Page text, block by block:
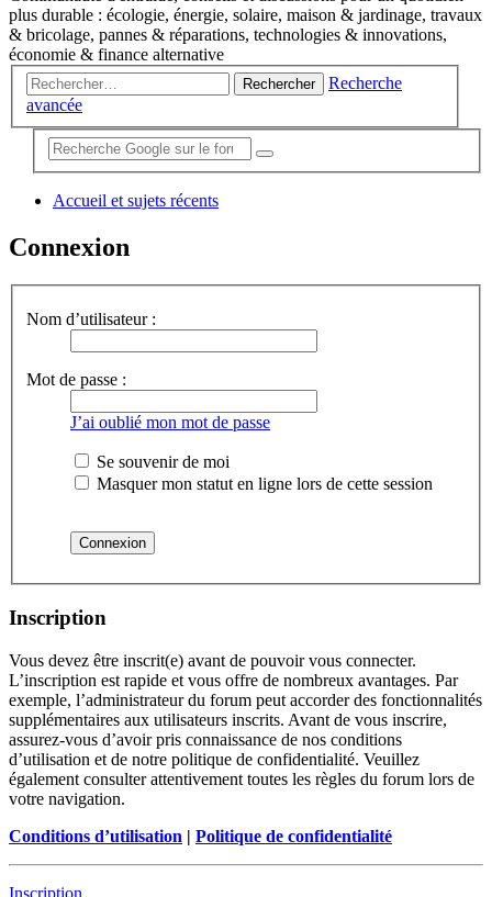
plus durable : écologie, énergie, solaire, maison & jardinage, travaux
& bricolage, pannes & réparations, technologies & innovations,
économie & finance alternative
Rechercher
Recherche
avancée
Accueil et sujets récents
Connexion
Nom d’utilisateur :
Mot de passe :
J’ai oublié mon mot de passe
Se souvenir de moi
Masquer mon statut en ligne lors de cette session
Inscription
Vous devez être inscrit(e) avant de pouvoir vous connecter.
L’inscription est rapide et vous offre de nombreux avantages. Par
exemple, l’administrateur du forum peut accorder des fonctionnalités
supplémentaires aux utilisateurs inscrits. Avant de vous inscrire,
assurez-vous d’avoir pris connaissance de nos conditions
d’utilisation et de notre politique de confidentialité. Veuillez
également consulter attentivement toutes les règles du forum lors de
votre navigation.
Conditions d’utilisation | Politique de confidentialité
Inscription